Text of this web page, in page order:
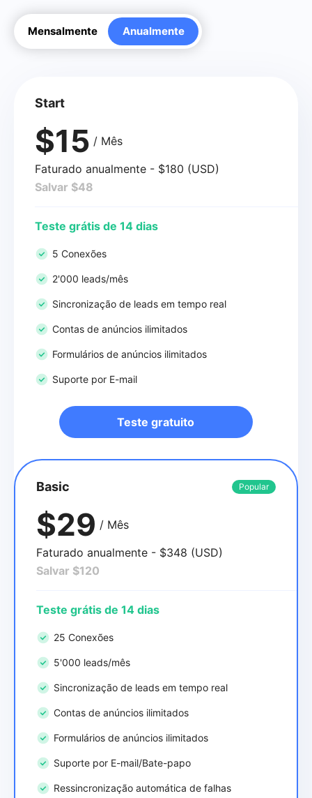
Mensalmente Anualmente
Start
$15 / Mês
Faturado anualmente - $180 (USD)
Salvar $48
Teste grátis de 14 dias
5 Conexões
2'000 leads/mês
Sincronização de leads em tempo real
Contas de anúncios ilimitados
Formulários de anúncios ilimitados
Suporte por E-mail
Teste gratuito
Basic Popular
$29 / Mês
Faturado anualmente - $348 (USD)
Salvar $120
Teste grátis de 14 dias
25 Conexões
5'000 leads/mês
Sincronização de leads em tempo real
Contas de anúncios ilimitados
Formulários de anúncios ilimitados
Suporte por E-mail/Bate-papo
Ressincronização automática de falhas